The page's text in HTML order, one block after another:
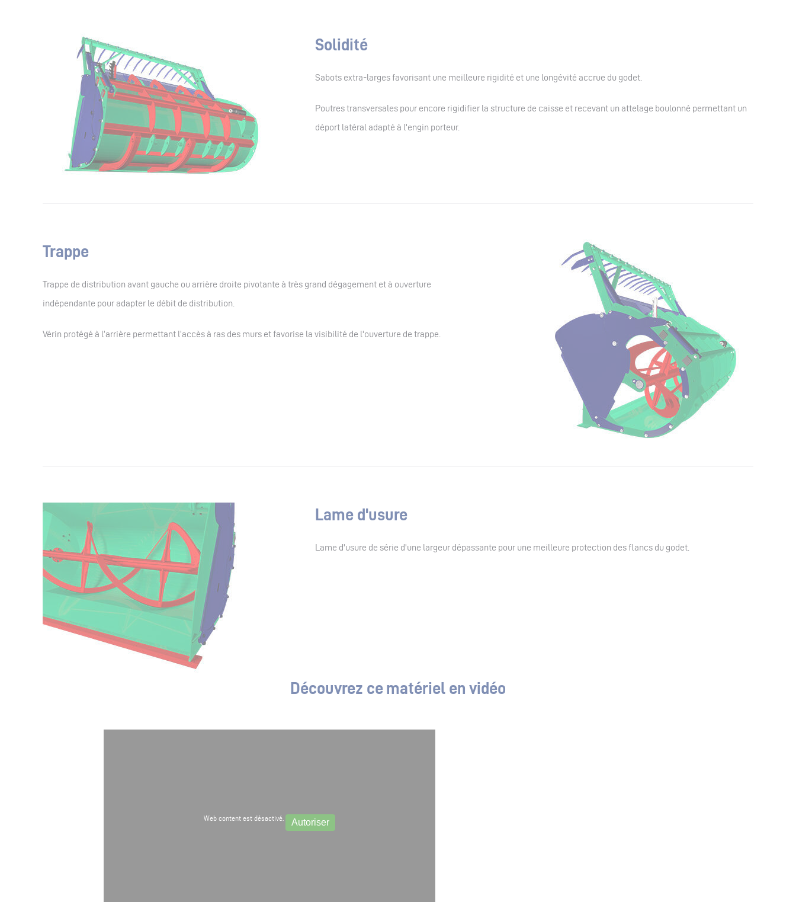
Solidité
Sabots extra-larges favorisant une meilleure rigidité et une longévité accrue du godet.
Poutres transversales pour encore rigidifier la structure de caisse et recevant un attelage boulonné permettant un
déport latéral adapté à l'engin porteur.
Trappe
Trappe de distribution avant gauche ou arrière droite pivotante à très grand dégagement et à ouverture
indépendante pour adapter le débit de distribution.
Vérin protégé à l’arrière permettant l’accès à ras des murs et favorise la visibilité de l'ouverture de trappe.
Lame d'usure
Lame d'usure de série d'une largeur dépassante pour une meilleure protection des flancs du godet.
Découvrez ce matériel en vidéo
Web content est désactivé. Autoriser